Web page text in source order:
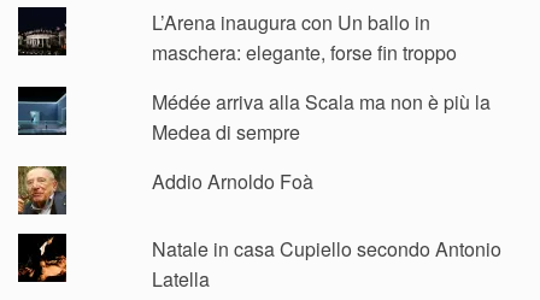
L’Arena inaugura con Un ballo in
maschera: elegante, forse fin troppo
Médée arriva alla Scala ma non è più la
Medea di sempre
Addio Arnoldo Foà
Natale in casa Cupiello secondo Antonio
Latella